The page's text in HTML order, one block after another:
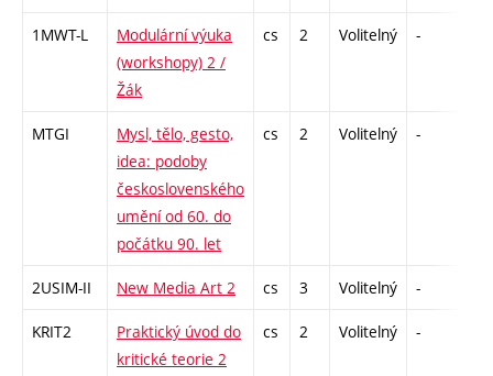
1MWT-L
Modulární výuka
(workshopy) 2 /
Žák
cs 2 Volitelný -
MTGI
Mysl, tělo, gesto,
idea: podoby
československého
umění od 60. do
počátku 90. let
cs 2 Volitelný -
2USIM-II New Media Art 2 cs 3 Volitelný -
KRIT2
Praktický úvod do
kritické teorie 2
cs 2 Volitelný -